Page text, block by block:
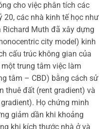
cho việc phân tích các
20, các nhà kinh tế học như
Muth đã xây dựng
city model) kinh
cấu trúc không gian của
trung tâm việc làm
tâm – CBD) bằng cách sử
thuê đất (rent gradient) và
Họ chứng minh
giảm dần khi khoảng
khi kích thước nhà ở và